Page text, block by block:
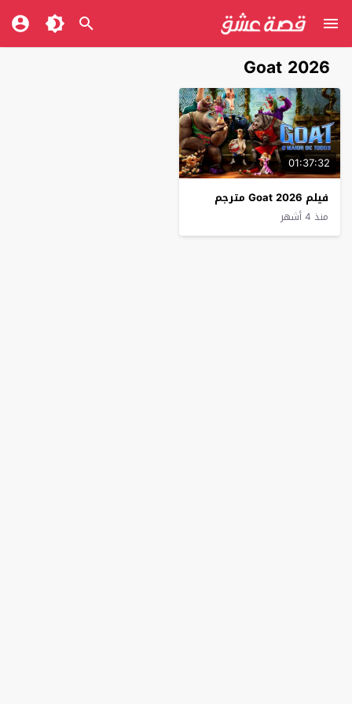
Goat 2026
01:37:32
فيلم Goat 2026 مترجم
منذ 4 أشهر